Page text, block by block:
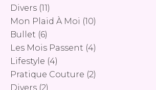
Divers (11)
Mon Plaid À Moi (10)
Bullet (6)
Les Mois Passent (4)
Lifestyle (4)
Pratique Couture (2)
Divers (2)